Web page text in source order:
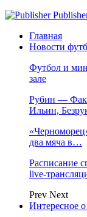
Главная
Новости
Футбол и
зале
Рубин —
Ильин,
два мяча в…
Расписание
live-
Prev Next
Интересное